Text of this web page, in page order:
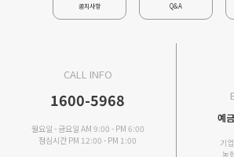
공지사항 Q&A
CALL INFO
1600-5968
월요일 - 금요일 AM 9:00 - PM 6:00
점심시간 PM 12:00 - PM 1:00
예
기
농